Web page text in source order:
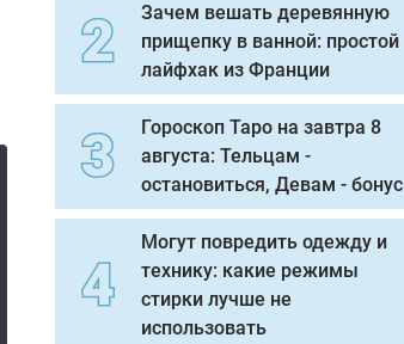
Зачем вешать деревянную
прищепку в ванной: простой
лайфхак из Франции
Гороскоп Таро на завтра 8
августа: Тельцам -
остановиться, Девам - бонус
Могут повредить одежду и
технику: какие режимы
стирки лучше не
использовать